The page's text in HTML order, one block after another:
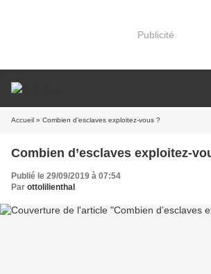
Publicité
Accueil » Combien d’esclaves exploitez-vous ?
Combien d’esclaves exploitez-
Publié le 29/09/2019 à 07:54
Par ottolilienthal